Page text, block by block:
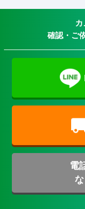
確認・ご
電